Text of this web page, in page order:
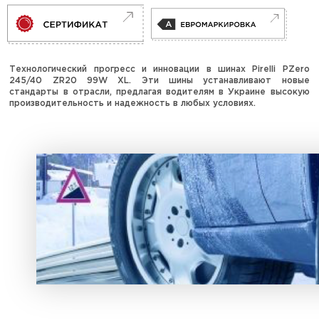
Технологический прогресс и инновации в шинах Pirelli PZero
245/40 ZR20 99W XL. Эти шины устанавливают новые
стандарты в отрасли, предлагая водителям в Украине высокую
производительность и надежность в любых условиях.